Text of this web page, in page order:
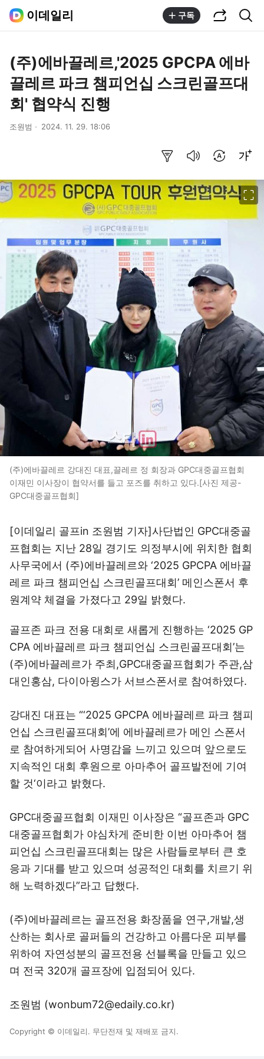
이데일리 구독
(주)에바끌레르,'2025 GPCPA 에바
끌레르 파크 챔피언십 스크린골프대
회' 협약식 진행
조원범 2024. 11. 29. 18:06
(주)에바끌레르 강대진 대표,끌레르 정 회장과 GPC대중골프협회
이재민 이사장이 협약서를 들고 포즈를 취하고 있다.[사진 제공-
GPC대중골프협회]
[이데일리 골프in 조원범 기자]사단법인 GPC대중골
프협회는 지난 28일 경기도 의정부시에 위치한 협회
사무국에서 (주)에바끌레르와 ‘2025 GPCPA 에바끌
레르 파크 챔피언십 스크린골프대회’ 메인스폰서 후
원계약 체결을 가졌다고 29일 밝혔다.
골프존 파크 전용 대회로 새롭게 진행하는 ‘2025 GP
CPA 에바끌레르 파크 챔피언십 스크린골프대회’는
(주)에바끌레르가 주최,GPC대중골프협회가 주관,삼
대인홍삼, 다이아윙스가 서브스폰서로 참여하였다.
강대진 대표는 “‘2025 GPCPA 에바끌레르 파크 챔피
언십 스크린골프대회’에 에바끌레르가 메인 스폰서
로 참여하게되어 사명감을 느끼고 있으며 앞으로도
지속적인 대회 후원으로 아마추어 골프발전에 기여
할 것‘이라고 밝혔다.
GPC대중골프협회 이재민 이사장은 “골프존과 GPC
대중골프협회가 야심차게 준비한 이번 아마추어 챔
피언십 스크린골프대회는 많은 사람들로부터 큰 호
응과 기대를 받고 있으며 성공적인 대회를 치르기 위
해 노력하겠다”라고 답했다.
(주)에바끌레르는 골프전용 화장품을 연구,개발,생
산하는 회사로 골퍼들의 건강하고 아름다운 피부를
위하여 자연성분의 골프전용 선블록을 만들고 있으
며 전국 320개 골프장에 입점되어 있다.
조원범 (wonbum72@edaily.co.kr)
Copyright © 이데일리. 무단전재 및 재배포 금지.